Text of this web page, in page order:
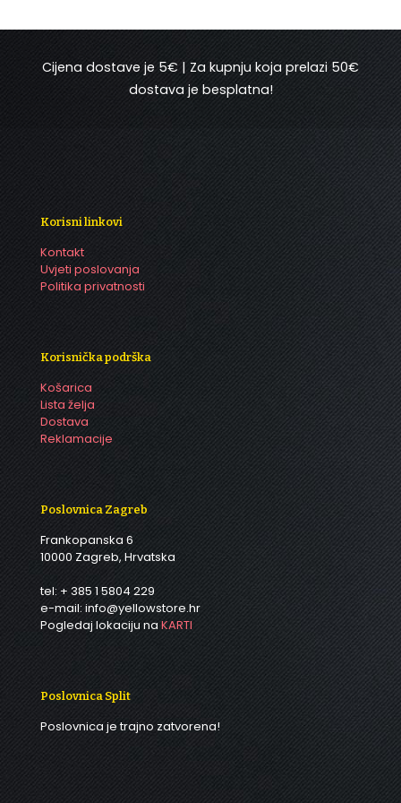
Cijena dostave je 5€ | Za kupnju koja prelazi 50€
dostava je besplatna!
Korisni linkovi
Kontakt
Uvjeti poslovanja
Politika privatnosti
Korisnička podrška
Košarica
Lista želja
Dostava
Reklamacije
Poslovnica Zagreb
Frankopanska 6
10000 Zagreb, Hrvatska
tel: + 385 1 5804 229
e-mail: info@yellowstore.hr
Pogledaj lokaciju na KARTI
Poslovnica Split
Poslovnica je trajno zatvorena!